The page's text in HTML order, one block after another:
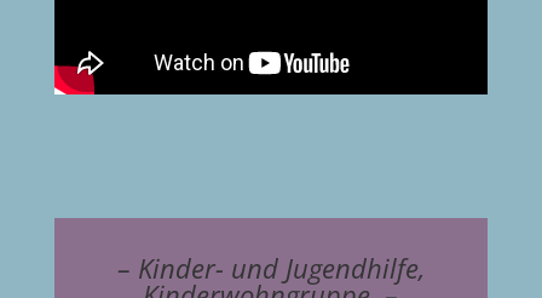
– Kinder- und Jugendhilfe,